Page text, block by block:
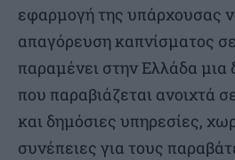
εφαρμογή της υπάρχουσας
απαγόρευση καπνίσματος
παραμένει στην Ελλάδα μια
που παραβιάζεται ανοιχτά
και δημόσιες υπηρεσίες,
συνέπειες για τους